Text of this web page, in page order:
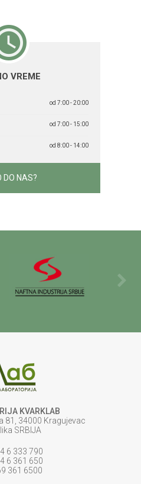
VREME
od 7:00 - 20:00
od 7:00 - 15:00
od 8:00 - 14:00
DO NAS?
KVARKLAB
81, 34000 Kragujevac
SRBIJA
6 333 790
6 361 650
361 6500